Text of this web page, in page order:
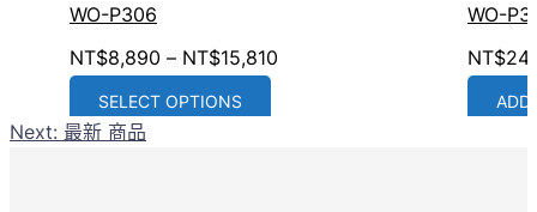
WO-P306
NT$8,890 – NT$15,810
SELECT OPTIONS
WO-
NT$
ADD
Next: 最新 商品